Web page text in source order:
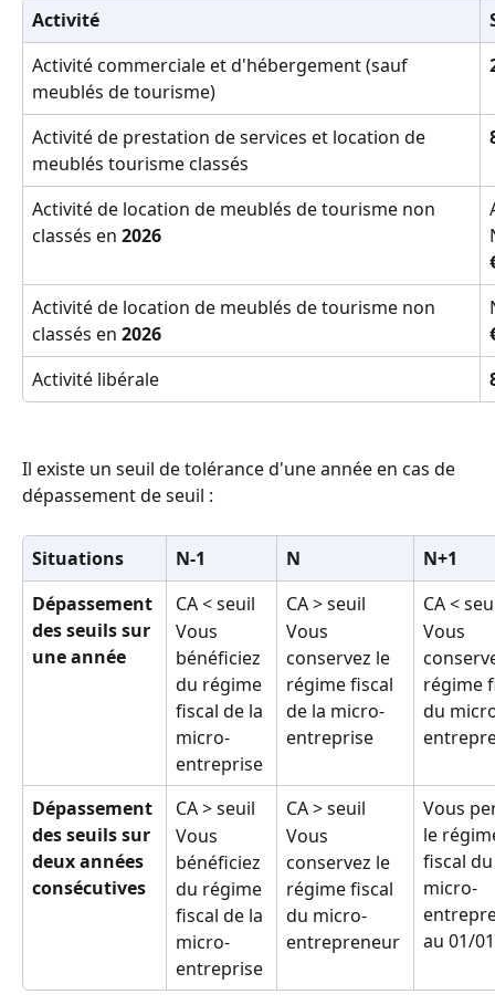
Activité
Activité commerciale et d'hébergement (sauf
meublés de tourisme)
Activité de prestation de services et location de
meublés tourisme classés
Activité de location de meublés de tourisme non
classés en 2026
Activité de location de meublés de tourisme non
classés en 2026
Activité libérale
Il existe un seuil de tolérance d'une année en cas de
dépassement de seuil :
Situations N-1 N
N+1
Dépassement
des seuils sur
une année
CA < seuil
Vous
bénéficiez
du régime
fiscal de la
micro-
entreprise
CA > seuil
Vous
conservez le
régime fiscal
de la micro-
entreprise
CA <
Vous
régime
du
Dépassement
des seuils sur
deux années
consécutives
CA > seuil
Vous
bénéficiez
du régime
fiscal de la
micro-
entreprise
CA > seuil
Vous
conservez le
régime fiscal
du micro-
entrepreneur
Vous
le
fiscal
micro-
au 01/